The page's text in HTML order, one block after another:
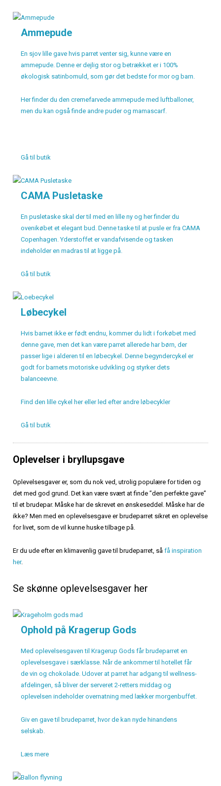
Ammepude
En sjov lille gave hvis parret venter sig, kunne være en
ammepude. Denne er dejlig stor og betrækket er i 100%
økologisk satinbomuld, som gør det bedste for mor og barn.
Her finder du den cremefarvede ammepude med luftballoner,
men du kan også finde andre puder og mamascarf.
Gå til butik
CAMA Pusletaske
En pusletaske skal der til med en lille ny og her finder du
ovenikøbet et elegant bud. Denne taske til at pusle er fra CAMA
Copenhagen. Yderstoffet er vandafvisende og tasken
indeholder en madras til at ligge på.
Gå til butik
Løbecykel
Hvis barnet ikke er født endnu, kommer du lidt i forkøbet med
denne gave, men det kan være parret allerede har børn, der
passer lige i alderen til en løbecykel. Denne begyndercykel er
godt for barnets motoriske udvikling og styrker dets
balanceevne.
Find den lille cykel her eller led efter andre løbecykler
Gå til butik
Oplevelser i bryllupsgave
Oplevelsesgaver er, som du nok ved, utrolig populære for tiden og
det med god grund. Det kan være svært at finde ”den perfekte gave”
til et brudepar. Måske har de skrevet en ønskeseddel. Måske har de
ikke? Men med en oplevelsesgave er brudeparret sikret en oplevelse
for livet, som de vil kunne huske tilbage på.
Er du ude efter en klimavenlig gave til brudeparret, så få inspiration
her.
Se skønne oplevelsesgaver her
Ophold på Kragerup Gods
Med oplevelsesgaven til Kragerup Gods får brudeparret en
oplevelsesgave i særklasse. Når de ankommer til hotellet får
de vin og chokolade. Udover at parret har adgang til wellness-
afdelingen, så bliver der serveret 2-retters middag og
oplevelsen indeholder overnatning med lækker morgenbuffet.
Giv en gave til brudeparret, hvor de kan nyde hinandens
selskab.
Læs mere